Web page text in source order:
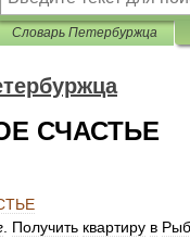
Словарь Петербуржца
СЧАСТЬЕ
Получить квартиру в